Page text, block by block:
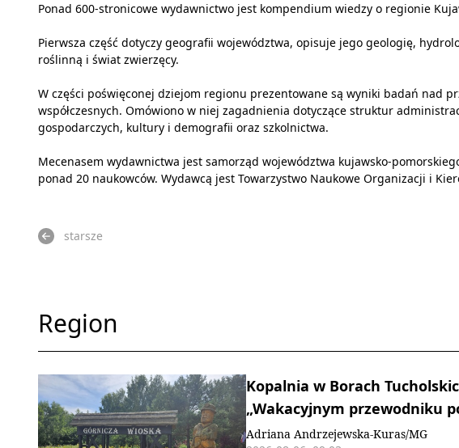
Ponad 600-stronicowe wydawnictwo jest kompendium wiedzy o regionie
Pierwsza część dotyczy geografii województwa, opisuje jego geologię,
roślinną i świat zwierzęcy.
W części poświęconej dziejom regionu prezentowane są wyniki badań nad
współczesnych. Omówiono w niej zagadnienia dotyczące struktur
gospodarczych, kultury i demografii oraz szkolnictwa.
Mecenasem wydawnictwa jest samorząd województwa kujawsko-
ponad 20 naukowców. Wydawcą jest Towarzystwo Naukowe Organizacji i
starsze
Region
Kopalnia w Borach
„Wakacyjnym przewodniku
Adriana Andrzejewska-Kuras/MG